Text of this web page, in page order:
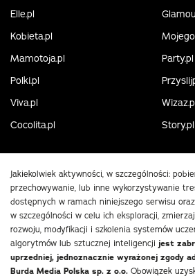
Elle.pl
Kobieta.pl
Mamotoja.pl
Party.pl
Polki.pl
Viva.pl
Cocolita.pl
Story.pl
Jakiekolwiek aktywności, w szczególności:
przechowywanie, lub inne wykorzystywanie
dostępnych w ramach niniejszego serwisu
w szczególności w celu ich eksploracji,
rozwoju, modyfikacji i szkolenia systemów
algorytmów lub sztucznej inteligencji jest
uprzedniej, jednoznacznie wyrażonej zgody
Burda Media Polska sp. z o.o. Obowiązek